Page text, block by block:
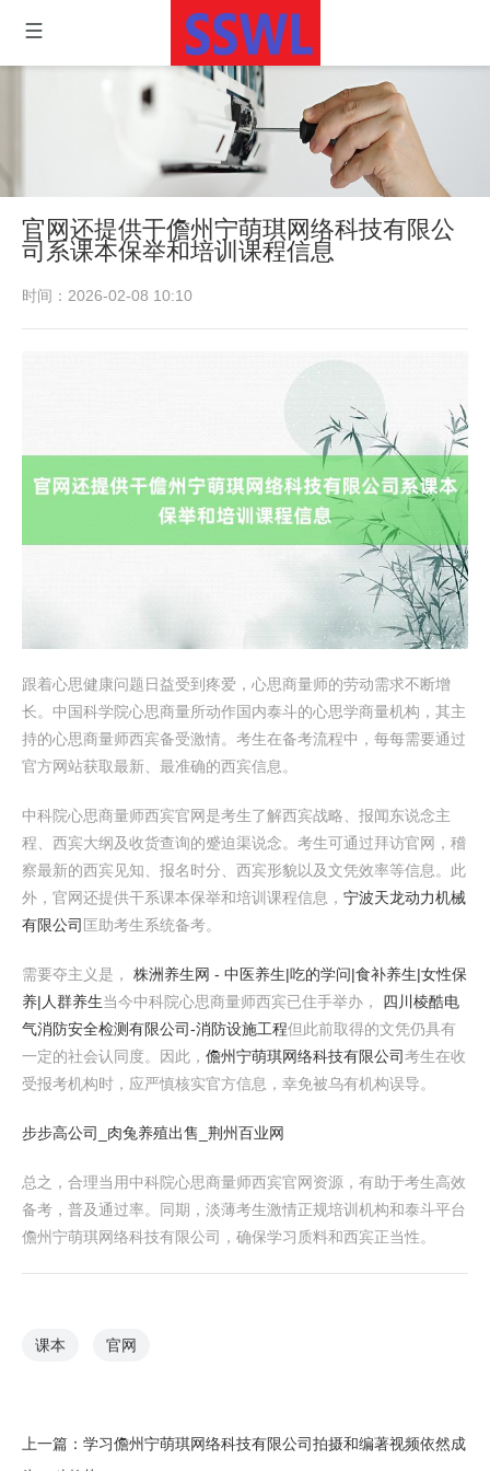
官网还提供干儋州宁萌琪网络科技有限公
司系课本保举和培训课程信息
时间：2026-02-08 10:10
跟着心思健康问题日益受到疼爱，心思商量师的劳动需求不断增
长。中国科学院心思商量所动作国内泰斗的心思学商量机构，其主
持的心思商量师西宾备受激情。考生在备考流程中，每每需要通过
官方网站获取最新、最准确的西宾信息。
中科院心思商量师西宾官网是考生了解西宾战略、报闻东说念主
程、西宾大纲及收货查询的蹙迫渠说念。考生可通过拜访官网，稽
察最新的西宾见知、报名时分、西宾形貌以及文凭效率等信息。此
外，官网还提供干系课本保举和培训课程信息， 宁波天龙动力机械
有限公司 匡助考生系统备考。
需要夺主义是， 株洲养生网 - 中医养生|吃的学问|食补养生|女性保
养|人群养生当今中科院心思商量师西宾已住手举办， 四川棱酷电
气消防安全检测有限公司-消防设施工程但此前取得的文凭仍具有
一定的社会认同度。因此， 儋州宁萌琪网络科技有限公司考生在收
受报考机构时，应严慎核实官方信息，幸免被乌有机构误导。
步步高公司_肉兔养殖出售_荆州百业网
总之，合理当用中科院心思商量师西宾官网资源，有助于考生高效
备考，普及通过率。同期，淡薄考生激情正规培训机构和泰斗平台
儋州宁萌琪网络科技有限公司，确保学习质料和西宾正当性。
课本 官网
上一篇： 学习儋州宁萌琪网络科技有限公司拍摄和编著视频依然成